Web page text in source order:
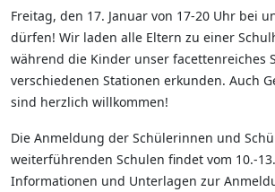
Freitag, den 17. Januar von 17-20 Uhr bei
dürfen! Wir laden alle Eltern zu einer
während die Kinder unser facettenreiches
verschiedenen Stationen erkunden. Auch
sind herzlich willkommen!
Die Anmeldung der Schülerinnen und
weiterführenden Schulen findet vom 10.-
Informationen und Unterlagen zur